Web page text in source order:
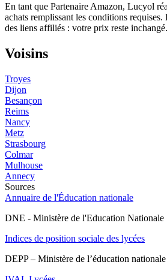
En tant que Partenaire Amazon, Lucyol
achats remplissant les conditions requises.
des liens affiliés : votre prix reste inchangé.
Voisins
Troyes
Dijon
Besançon
Reims
Nancy
Metz
Strasbourg
Colmar
Mulhouse
Annecy
Sources
Annuaire de l'Éducation nationale
DNE - Ministère de l'Education Nationale
Indices de position sociale des lycées
DEPP – Ministère de l’éducation nationale